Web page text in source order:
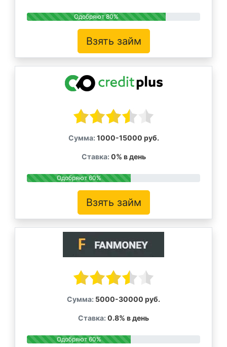
Одобряют 80%
Взять займ
Сумма: 1000-15000 руб.
Ставка: 0% в день
Одобряют 60%
Взять займ
Сумма: 5000-30000 руб.
Ставка: 0.8% в день
Одобряют 60%